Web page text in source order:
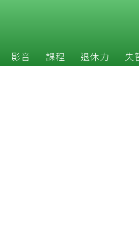
影音 課程 退休力 失